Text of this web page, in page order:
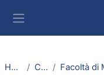
Home Corsi